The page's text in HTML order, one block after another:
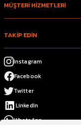
MÜŞTERİ HİZMETLERİ
TAKİP EDİN
Instagram
Facebook
Twitter
LinkedIn
WhatsApp